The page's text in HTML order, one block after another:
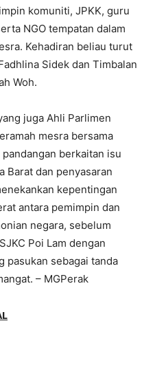
komuniti, JPKK, guru
NGO tempatan dalam
Kehadiran beliau turut
Sidek dan Timbalan
Woh.
juga Ahli Parlimen
mesra bersama
berkaitan isu
Barat dan penyasaran
kepentingan
antara pemimpin dan
negara, sebelum
Poi Lam dengan
pasukan sebagai tanda
– MGPerak